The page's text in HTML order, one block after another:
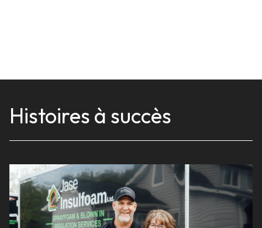
Histoires à succès